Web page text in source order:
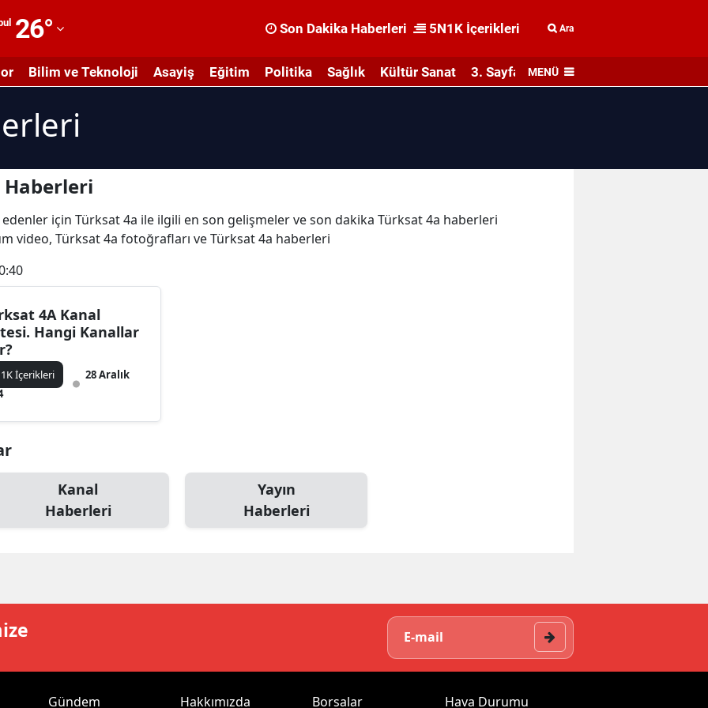
26° Son Dakika Haberleri 5N1K İçerikleri Ara
Bilim ve Teknoloji Asayiş Eğitim Politika Sağlık Kültür Sanat 3. Sayfa MENÜ
Haberleri
için Türksat 4a ile ilgili en son gelişmeler ve son dakika Türksat 4a haberleri
video, Türksat 4a fotoğrafları ve Türksat 4a haberleri
4A Kanal
Hangi Kanallar
İçerikleri
28 Aralık
Kanal
Haberleri
Yayın
Haberleri
Gündem Hakkımızda Borsalar Hava Durumu